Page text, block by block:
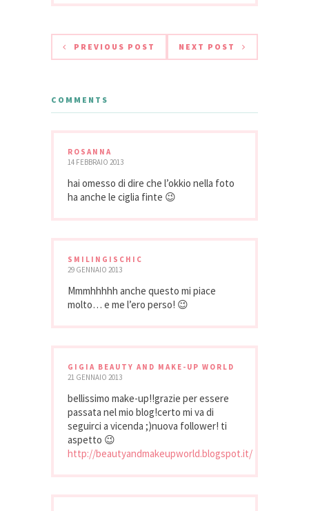
PREVIOUS POST NEXT POST
COMMENTS
ROSANNA
14 FEBBRAIO 2013
hai omesso di dire che l’okkio nella foto
ha anche le ciglia finte 😉
SMILINGISCHIC
29 GENNAIO 2013
Mmmhhhhh anche questo mi piace
molto… e me l’ero perso! 😉
GIGIA BEAUTY AND MAKE-UP WORLD
21 GENNAIO 2013
bellissimo make-up!!grazie per essere
passata nel mio blog!certo mi va di
seguirci a vicenda ;)nuova follower! ti
aspetto 😉
http://beautyandmakeupworld.blogspot.it/